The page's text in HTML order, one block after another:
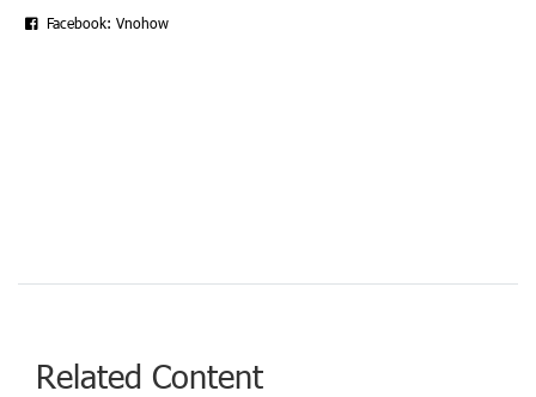
Facebook: Vnohow
Related Content